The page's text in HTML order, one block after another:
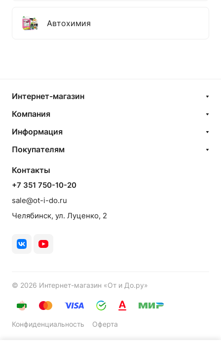
Автохимия
Интернет-магазин
Компания
Информация
Покупателям
Контакты
+7 351 750-10-20
sale@ot-i-do.ru
Челябинск, ул. Луценко, 2
© 2026 Интернет-магазин «От и До.ру»
Конфиденциальность Оферта